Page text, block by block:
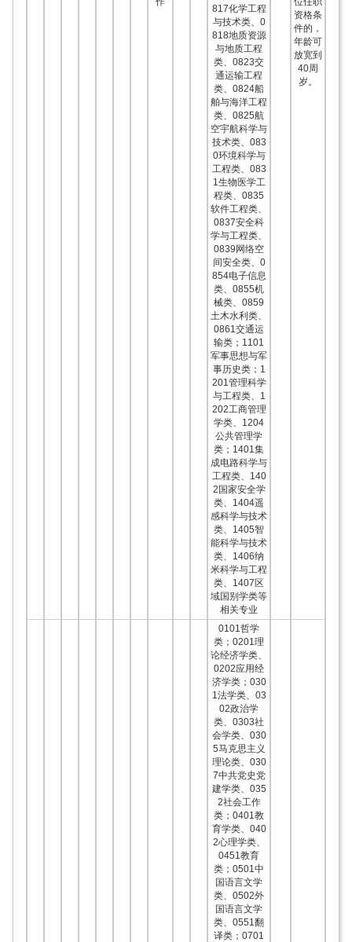
817化学工程
与技术类、0
818地质资源
与地质工程
类、0823交
通运输工程
类、0824船
舶与海洋工程
类、0825航
空宇航科学与
技术类、083
0环境科学与
工程类、083
1生物医学工
程类、0835
软件工程类、
0837安全科
学与工程类、
0839网络空
间安全类、0
854电子信息
类、0855机
械类、0859
土木水利类、
0861交通运
输类；1101
军事思想与军
事历史类；1
201管理科学
与工程类、1
202工商管理
学类、1204
公共管理学
类；1401集
成电路科学与
工程类、140
2国家安全学
类、1404遥
感科学与技术
类、1405智
能科学与技术
类、1406纳
米科学与工程
类、1407区
域国别学类等
相关专业
资格条
件的，
年龄可
放宽到
40周
岁。
0101哲学
类；0201理
论经济学类、
0202应用经
济学类；030
1法学类、03
02政治学
类、0303社
会学类、030
5马克思主义
理论类、030
7中共党史党
建学类、035
2社会工作
类；0401教
育学类、040
2心理学类、
0451教育
类；0501中
国语言文学
类、0502外
国语言文学
类、0551翻
译类；0701